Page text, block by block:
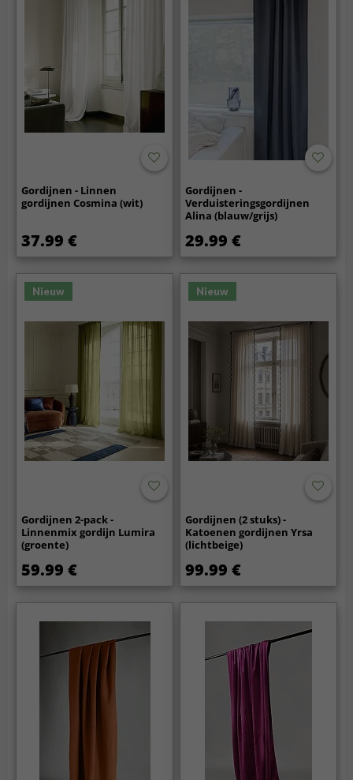
Gordijnen - Linnen
gordijnen Cosmina (wit)
37.99 €
Gordijnen -
Verduisteringsgordijnen
Alina (blauw/grijs)
29.99 €
Nieuw
Gordijnen 2-pack -
Linnenmix gordijn Lumira
(groente)
59.99 €
Nieuw
Gordijnen (2 stuks) -
Katoenen gordijnen Yrsa
(lichtbeige)
99.99 €